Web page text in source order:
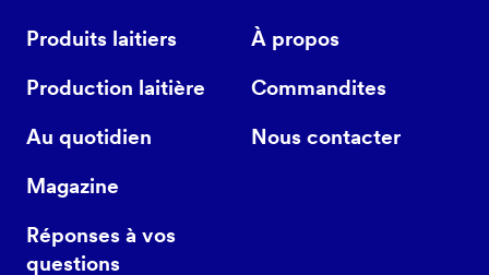
Produits laitiers
Production laitière
Au quotidien
Magazine
Réponses à vos
questions
À propos
Commandites
Nous contacter